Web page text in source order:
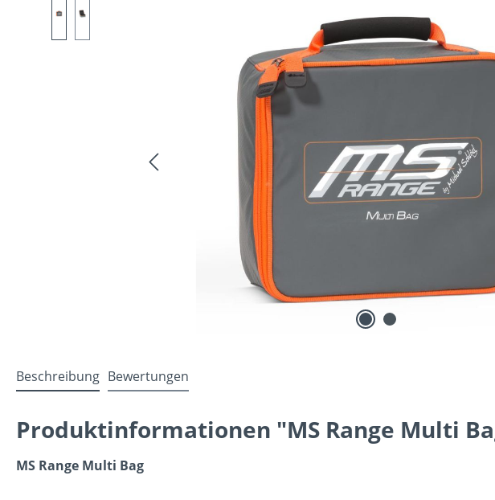
Beschreibung Bewertungen
Produktinformationen "MS Range Multi
MS Range Multi Bag